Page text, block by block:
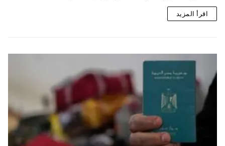
اقرأ المزيد